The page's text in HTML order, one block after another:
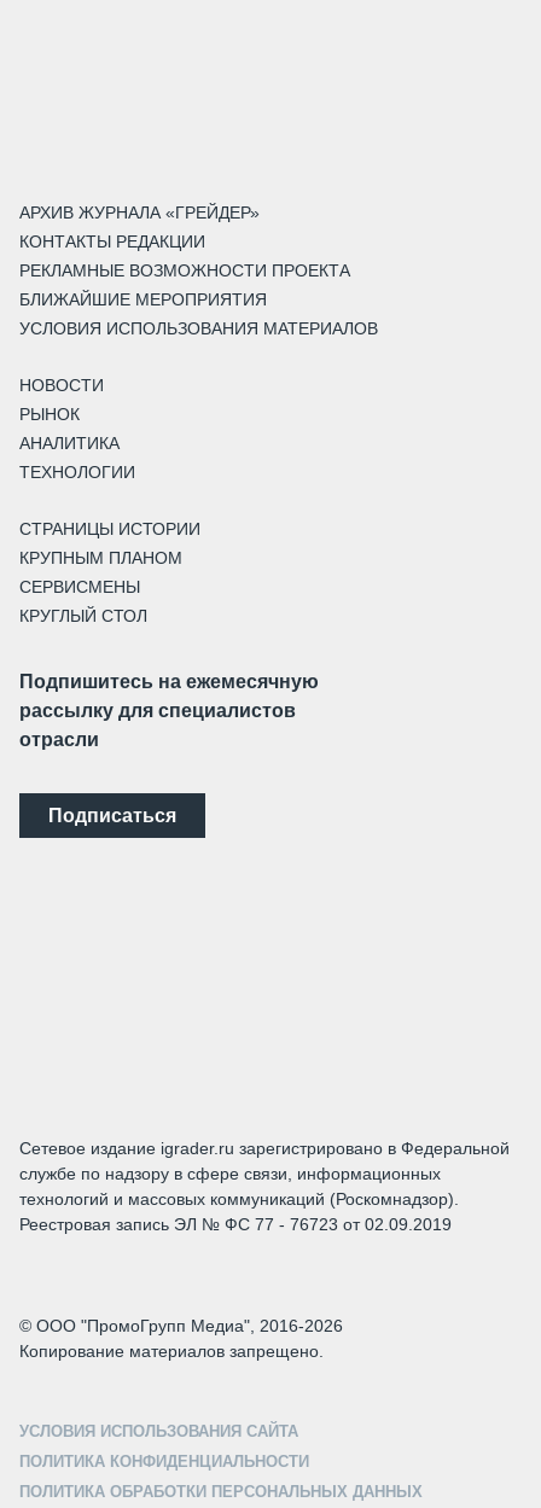
АРХИВ ЖУРНАЛА «ГРЕЙДЕР»
КОНТАКТЫ РЕДАКЦИИ
РЕКЛАМНЫЕ ВОЗМОЖНОСТИ ПРОЕКТА
БЛИЖАЙШИЕ МЕРОПРИЯТИЯ
УСЛОВИЯ ИСПОЛЬЗОВАНИЯ МАТЕРИАЛОВ
НОВОСТИ
РЫНОК
АНАЛИТИКА
ТЕХНОЛОГИИ
СТРАНИЦЫ ИСТОРИИ
КРУПНЫМ ПЛАНОМ
СЕРВИСМЕНЫ
КРУГЛЫЙ СТОЛ
Подпишитесь на ежемесячную
рассылку для специалистов
отрасли
Подписаться
Сетевое издание igrader.ru зарегистрировано в Федеральной
службе по надзору в сфере связи, информационных
технологий и массовых коммуникаций (Роскомнадзор).
Реестровая запись ЭЛ № ФС 77 - 76723 от 02.09.2019
© ООО "ПромоГрупп Медиа", 2016-2026
Копирование материалов запрещено.
УСЛОВИЯ ИСПОЛЬЗОВАНИЯ САЙТА
ПОЛИТИКА КОНФИДЕНЦИАЛЬНОСТИ
ПОЛИТИКА ОБРАБОТКИ ПЕРСОНАЛЬНЫХ ДАННЫХ